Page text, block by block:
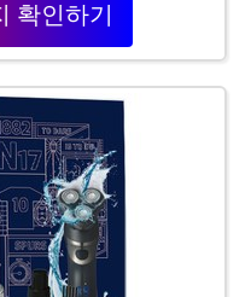
확인하기